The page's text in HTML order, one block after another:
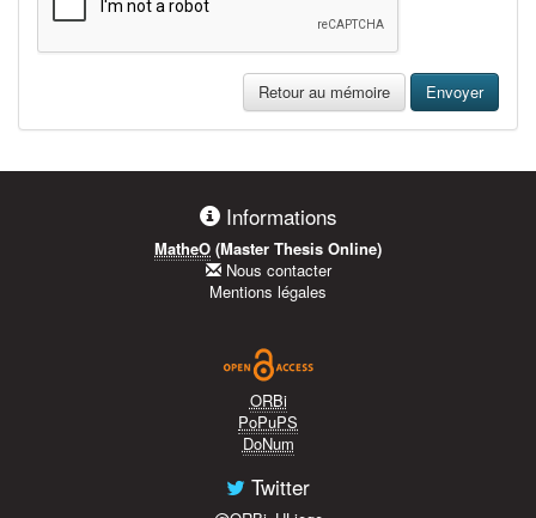
Retour au mémoire Envoyer
Informations
MatheO (Master Thesis Online)
Nous contacter
Mentions légales
ORBi
PoPuPS
DoNum
Twitter